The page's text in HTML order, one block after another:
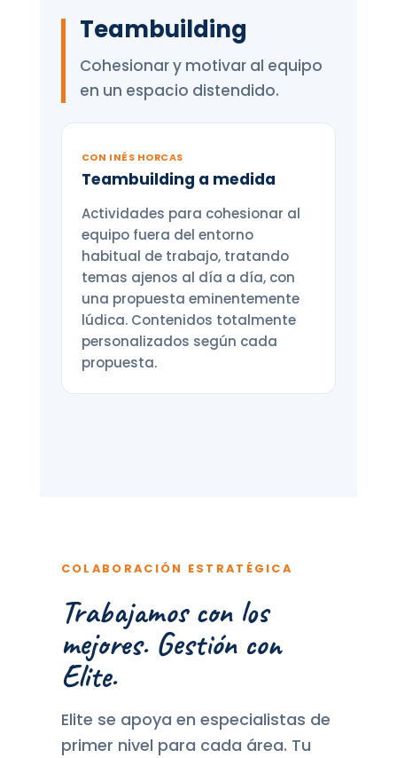
Teambuilding
Cohesionar y motivar al equipo
en un espacio distendido.
CON INÉS HORCAS
Teambuilding a medida
Actividades para cohesionar al
equipo fuera del entorno
habitual de trabajo, tratando
temas ajenos al día a día, con
una propuesta eminentemente
lúdica. Contenidos totalmente
personalizados según cada
propuesta.
COLABORACIÓN ESTRATÉGICA
Trabajamos con los
mejores. Gestión con
Elite.
Elite se apoya en especialistas de
primer nivel para cada área. Tu